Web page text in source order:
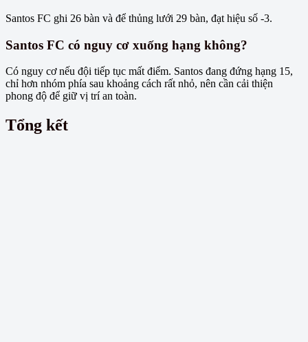
Santos FC ghi 26 bàn và để thủng lưới 29 bàn, đạt hiệu số -3.
Santos FC có nguy cơ xuống hạng không?
Có nguy cơ nếu đội tiếp tục mất điểm. Santos đang đứng hạng 15,
chỉ hơn nhóm phía sau khoảng cách rất nhỏ, nên cần cải thiện
phong độ để giữ vị trí an toàn.
Tổng kết